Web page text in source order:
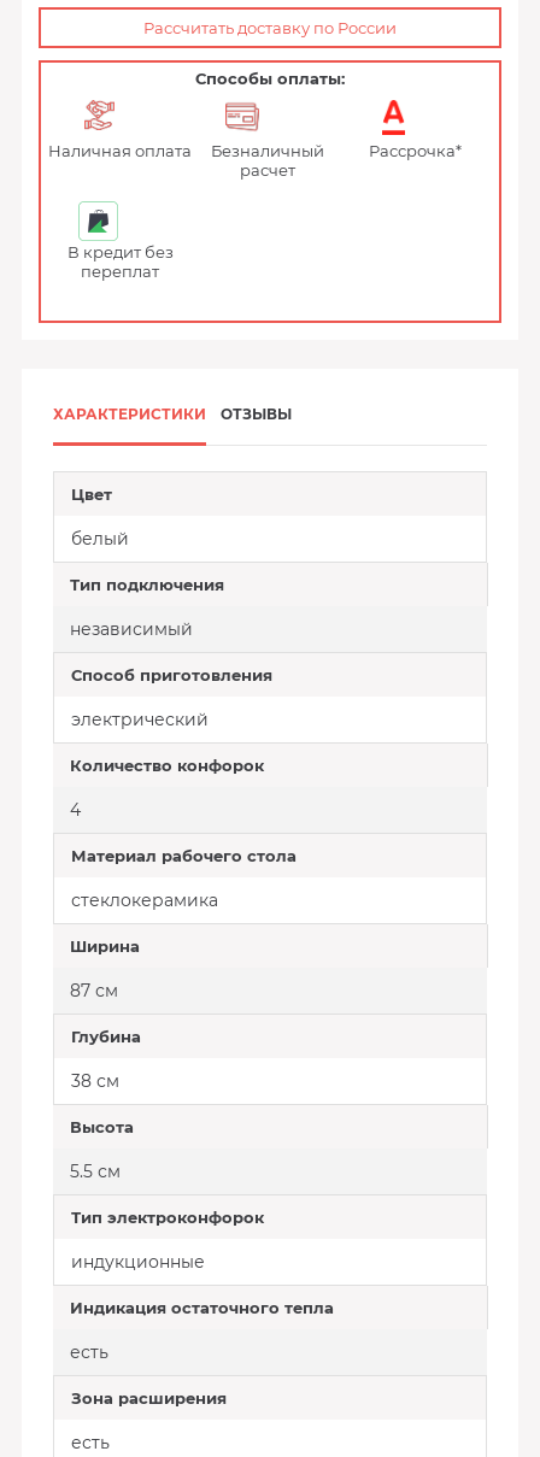
Рассчитать доставку по России
Способы оплаты:
Наличная оплата
Безналичный
расчет
Рассрочка*
В кредит без
переплат
ХАРАКТЕРИСТИКИ ОТЗЫВЫ
Цвет
белый
Тип подключения
независимый
Способ приготовления
электрический
Количество конфорок
4
Материал рабочего стола
стеклокерамика
Ширина
87 см
Глубина
38 см
Высота
5.5 см
Тип электроконфорок
индукционные
Индикация остаточного тепла
есть
Зона расширения
есть